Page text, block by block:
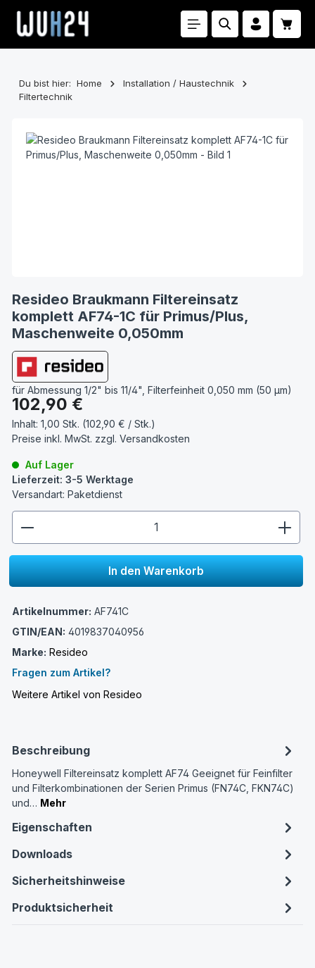
Zum Hauptinhalt springen
Du bist hier: Home
Installation / Haustechnik
Filtertechnik
Resideo Braukmann Filtereinsatz
komplett AF74-1C für Primus/Plus,
Maschenweite 0,050mm
für Abmessung 1/2" bis 11/4", Filterfeinheit 0,050 mm (50 µm)
Regulärer Preis:
102,90 €
Inhalt: 1,00 Stk. (102,90 € / Stk.)
Preise inkl. MwSt. zzgl. Versandkosten
Auf Lager
Lieferzeit: 3-5 Werktage
Versandart: Paketdienst
In den Warenkorb
Artikelnummer: AF741C
GTIN/EAN: 4019837040956
Marke: Resideo
Fragen zum Artikel?
Weitere Artikel von Resideo
Beschreibung
Honeywell Filtereinsatz komplett AF74 Geeignet für Feinfilter
und Filterkombinationen der Serien Primus (FN74C, FKN74C)
und… Mehr
Eigenschaften
Downloads
Sicherheitshinweise
Produktsicherheit